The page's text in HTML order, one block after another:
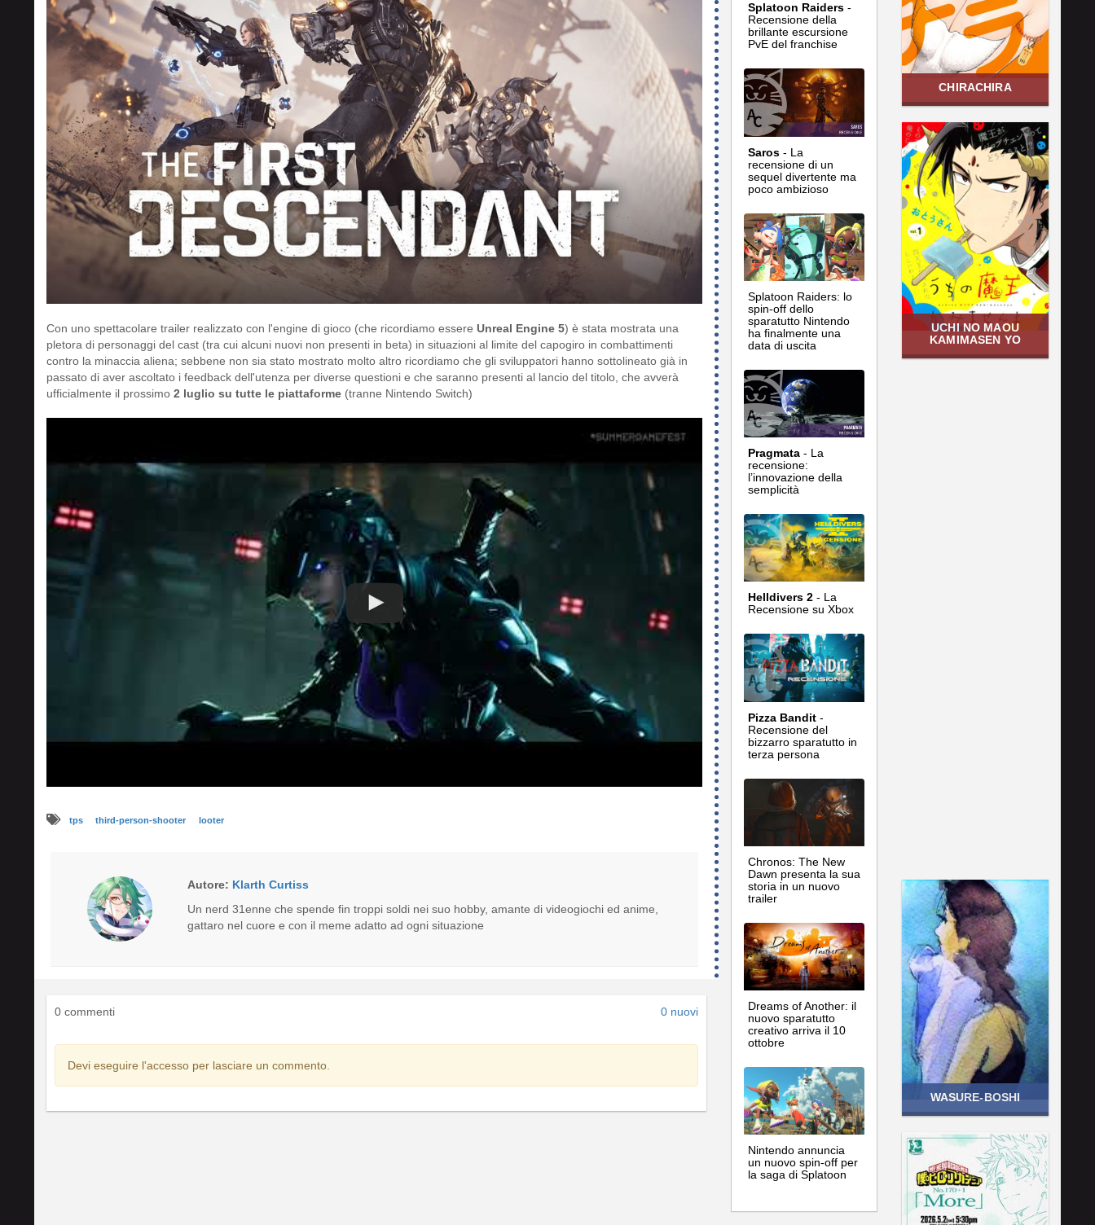
Con uno spettacolare trailer realizzato con l'engine di gioco (che ricordiamo essere Unreal Engine 5) è stata mostrata una
pletora di personaggi del cast (tra cui alcuni nuovi non presenti in beta) in situazioni al limite del capogiro in combattimenti
contro la minaccia aliena; sebbene non sia stato mostrato molto altro ricordiamo che gli sviluppatori hanno sottolineato già in
passato di aver ascoltato i feedback dell'utenza per diverse questioni e che saranno presenti al lancio del titolo, che avverà
ufficialmente il prossimo 2 luglio su tutte le piattaforme (tranne Nintendo Switch)
tps third-person-shooter looter
Autore: Klarth Curtiss
Un nerd 31enne che spende fin troppi soldi nei suo hobby, amante di videogiochi ed anime,
gattaro nel cuore e con il meme adatto ad ogni situazione
0 commenti 0 nuovi
Devi eseguire l'accesso per lasciare un commento.
Splatoon Raiders -
Recensione della
brillante escursione
PvE del franchise
Saros - La
recensione di un
sequel divertente ma
poco ambizioso
Splatoon Raiders: lo
spin-off dello
sparatutto Nintendo
ha finalmente una
data di uscita
Pragmata - La
recensione:
l’innovazione della
semplicità
Helldivers 2 - La
Recensione su Xbox
Pizza Bandit -
Recensione del
bizzarro sparatutto in
terza persona
Chronos: The New
Dawn presenta la sua
storia in un nuovo
trailer
Dreams of Another: il
nuovo sparatutto
creativo arriva il 10
ottobre
Nintendo annuncia
un nuovo spin-off per
la saga di Splatoon
CHIRACHIRA
UCHI NO MAOU
KAMIMASEN YO
WASURE-BOSHI